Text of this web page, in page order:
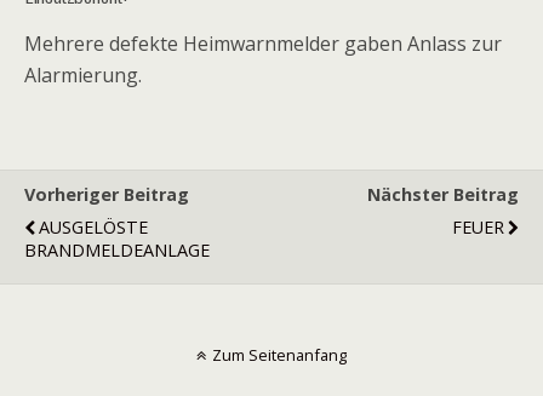
Mehrere defekte Heimwarnmelder gaben Anlass zur
Alarmierung.
Vorheriger Beitrag
AUSGELÖSTE
BRANDMELDEANLAGE
Nächster Beitrag
FEUER
Zum Seitenanfang